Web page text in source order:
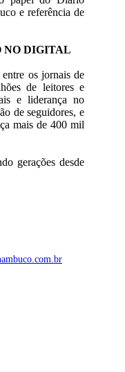
e referência de
NO DIGITAL
os jornais de
de leitores e
e liderança no
de seguidores, e
mais de 400 mil
gerações desde
.com.br